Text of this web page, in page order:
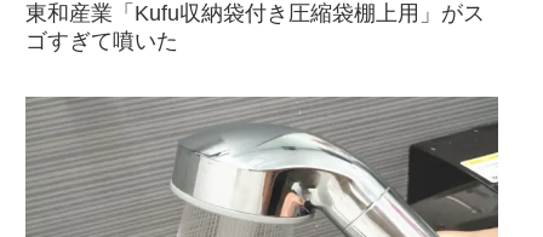
東和産業「Kufu収納袋付き圧縮袋棚上用」がス
ゴすぎて噴いた